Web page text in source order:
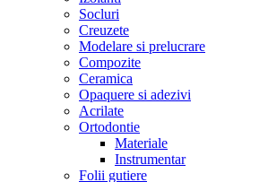
Socluri
Creuzete
Modelare si prelucrare
Compozite
Ceramica
Opaquere si adezivi
Acrilate
Ortodontie
Materiale
Instrumentar
Folii gutiere